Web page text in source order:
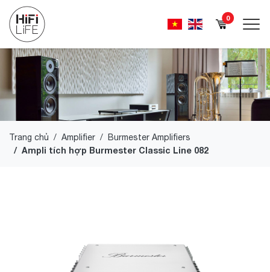
0
Trang chủ Amplifier Burmester Amplifiers
Ampli tích hợp Burmester Classic Line 082